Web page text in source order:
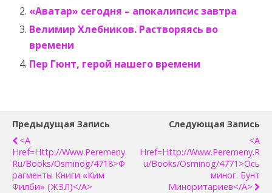
«Аватар» сегодня – апокалипсис завтра
Велимир Хлебников. Растворяясь во
времени
Пер Гюнт, герой нашего времени
Предыдущая Запись
<a
Href=http://www.peremeny.
Ru/books/osminog/4718>Ф
Рагменты Книги «Ким
Филби» (ЖЗЛ)</a>
Следующая Запись
<a
Href=http://www.peremeny.r
U/books/osminog/4771>Ось
Миног. Бунт
Миноритариев</a>